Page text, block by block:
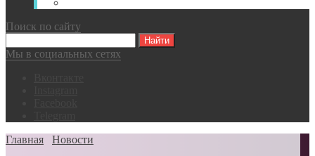
Поиск по сайту
Мы в социальных сетях
Главная
Новости